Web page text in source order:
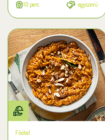
10 perc egyszerű
Főétel